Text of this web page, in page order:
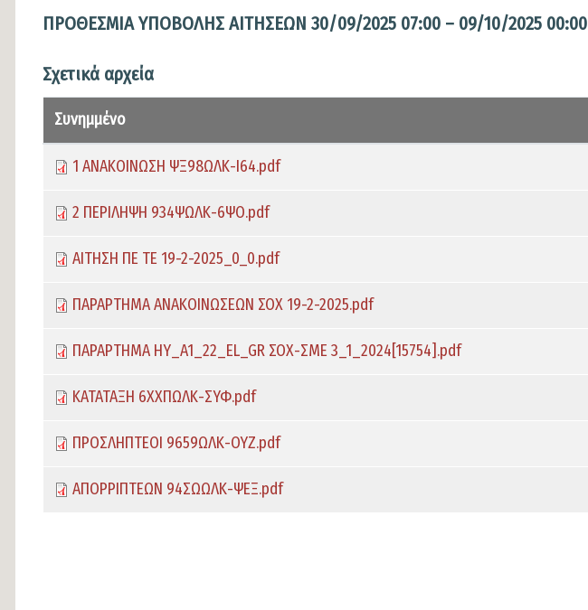
ΠΡΟΘΕΣΜΙΑ ΥΠΟΒΟΛΗΣ ΑΙΤΗΣΕΩΝ 30/09/2025 07:00 – 09/10/2025 00:00
Σχετικά αρχεία
Συνημμένο
1 ΑΝΑΚΟΙΝΩΣΗ ΨΞ98ΩΛΚ-Ι64.pdf
2 ΠΕΡΙΛΗΨΗ 934ΨΩΛΚ-6ΨΟ.pdf
ΑΙΤΗΣΗ ΠΕ ΤΕ 19-2-2025_0_0.pdf
ΠΑΡΑΡΤΗΜΑ ΑΝΑΚΟΙΝΩΣΕΩΝ ΣΟΧ 19-2-2025.pdf
ΠΑΡΑΡΤΗΜΑ ΗΥ_A1_22_EL_GR ΣΟΧ-ΣΜΕ 3_1_2024[15754].pdf
ΚΑΤΑΤΑΞΗ 6ΧΧΠΩΛΚ-ΣΥΦ.pdf
ΠΡΟΣΛΗΠΤΕΟΙ 9659ΩΛΚ-ΟΥΖ.pdf
ΑΠΟΡΡΙΠΤΕΩΝ 94ΣΩΩΛΚ-ΨΕΞ.pdf